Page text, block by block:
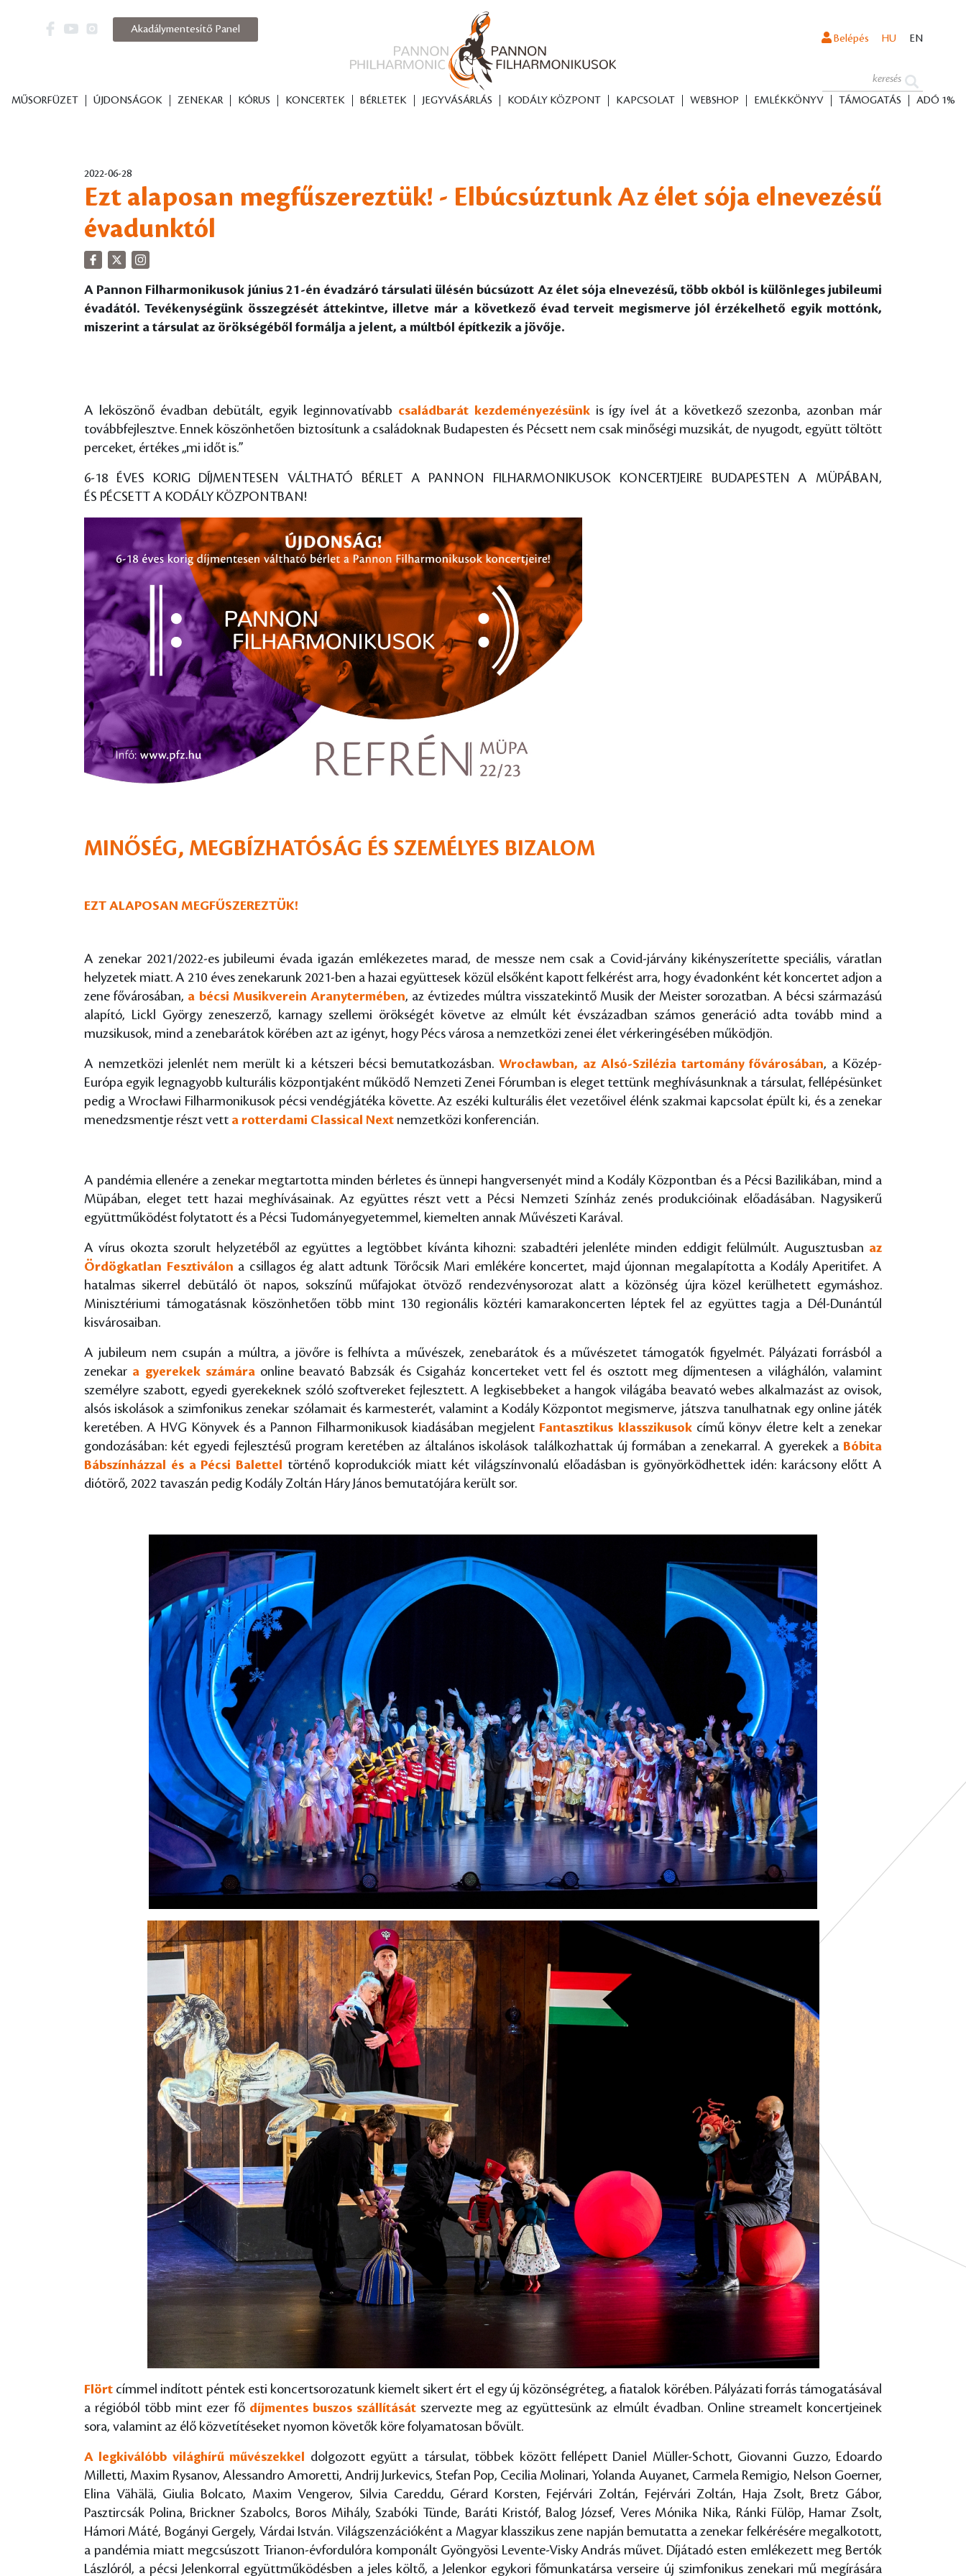
MŰSORFÜZET ÚJDONSÁGOK ZENEKAR KÓRUS KONCERTEK BÉRLETEK JEGYVÁSÁRLÁS KODÁLY KÖZPONT KAPCSOLAT WEBSHOP EMLÉKKÖNYV TÁMOGATÁS ADÓ 1%
Belépés HU EN
Akadálymentesítő Panel
2022-06-28
Ezt alaposan megfűszereztük! - Elbúcsúztunk Az élet sója elnevezésű
évadunktól
A Pannon Filharmonikusok június 21-én évadzáró társulati ülésén búcsúzott Az élet sója elnevezésű, több okból is különleges jubileumi
évadától. Tevékenységünk összegzését áttekintve, illetve már a következő évad terveit megismerve jól érzékelhető egyik mottónk,
miszerint a társulat az örökségéből formálja a jelent, a múltból építkezik a jövője.
A leköszönő évadban debütált, egyik leginnovatívabb családbarát kezdeményezésünkis így ível át a következő szezonba, azonban már
továbbfejlesztve. Ennek köszönhetően biztosítunk a családoknak Budapesten és Pécsett nem csak minőségi muzsikát, de nyugodt, együtt töltött
perceket, értékes „mi időt is.”
6-18 ÉVES KORIG DÍJMENTESEN VÁLTHATÓ BÉRLET A PANNON FILHARMONIKUSOK KONCERTJEIRE BUDAPESTEN A MÜPÁBAN,
ÉS PÉCSETT A KODÁLY KÖZPONTBAN!
MINŐSÉG, MEGBÍZHATÓSÁG ÉS SZEMÉLYES BIZALOM
EZT ALAPOSAN MEGFŰSZEREZTÜK!
A zenekar 2021/2022-es jubileumi évada igazán emlékezetes marad, de messze nem csak a Covid-járvány kikényszerítette speciális, váratlan
helyzetek miatt. A 210 éves zenekarunk 2021-ben a hazai együttesek közül elsőként kapott felkérést arra, hogy évadonként két koncertet adjon a
zene fővárosában, a bécsi Musikverein Aranytermében, az évtizedes múltra visszatekintő Musik der Meister sorozatban. A bécsi származású
alapító, Lickl György zeneszerző, karnagy szellemi örökségét követve az elmúlt két évszázadban számos generáció adta tovább mind a
muzsikusok, mind a zenebarátok körében azt az igényt, hogy Pécs városa a nemzetközi zenei élet vérkeringésében működjön.
A nemzetközi jelenlét nem merült ki a kétszeri bécsi bemutatkozásban.Wrocławban, az Alsó-Szilézia tartomány fővárosában, a Közép-
Európa egyik legnagyobb kulturális központjaként működő Nemzeti Zenei Fórumban is eleget tettünk meghívásunknak a társulat, fellépésünket
pedig a Wrocławi Filharmonikusok pécsi vendégjátéka követte. Az eszéki kulturális élet vezetőivel élénk szakmai kapcsolat épült ki, és a zenekar
menedzsmentje részt vett a rotterdami Classical Next nemzetközi konferencián.
A pandémia ellenére a zenekar megtartotta minden bérletes és ünnepi hangversenyét mind a Kodály Központban és a Pécsi Bazilikában, mind a
Müpában, eleget tett hazai meghívásainak. Az együttes részt vett a Pécsi Nemzeti Színház zenés produkcióinak előadásában. Nagysikerű
együttműködést folytatott és a Pécsi Tudományegyetemmel, kiemelten annak Művészeti Karával.
A vírus okozta szorult helyzetéből az együttes a legtöbbet kívánta kihozni: szabadtéri jelenléte minden eddigit felülmúlt. Augusztusban az
Ördögkatlan Fesztiválon a csillagos ég alatt adtunk Törőcsik Mari emlékére koncertet, majd újonnan megalapította a Kodály Aperitifet. A
hatalmas sikerrel debütáló öt napos, sokszínű műfajokat ötvöző rendezvénysorozat alatt a közönség újra közel kerülhetett egymáshoz.
Minisztériumi támogatásnak köszönhetően több mint 130 regionális köztéri kamarakoncerten léptek fel az együttes tagja a Dél-Dunántúl
kisvárosaiban.
A jubileum nem csupán a múltra, a jövőre is felhívta a művészek, zenebarátok és a művészetet támogatók figyelmét. Pályázati forrásból a
zenekar a gyerekek számáraonline beavató Babzsák és Csigaház koncerteket vett fel és osztott meg díjmentesen a világhálón, valamint
személyre szabott, egyedi gyerekeknek szóló szoftvereket fejlesztett. A legkisebbeket a hangok világába beavató webes alkalmazást az ovisok,
alsós iskolások a szimfonikus zenekar szólamait és karmesterét, valamint a Kodály Központot megismerve, játszva tanulhatnak egy online játék
keretében. A HVG Könyvek és a Pannon Filharmonikusok kiadásában megjelent Fantasztikus klasszikusokcímű könyv életre kelt a zenekar
gondozásában: két egyedi fejlesztésű program keretében az általános iskolások találkozhattak új formában a zenekarral. A gyerekek a Bóbita
Bábszínházzal és a Pécsi Balettel történő koprodukciók miatt két világszínvonalú előadásban is gyönyörködhettek idén: karácsony előtt A
diótörő, 2022 tavaszán pedig Kodály Zoltán Háry János bemutatójára került sor.
Flört címmel indított péntek esti koncertsorozatunk kiemelt sikert ért el egy új közönségréteg, a fiatalok körében. Pályázati forrás támogatásával
a régióból több mint ezer fő díjmentes buszos szállítását szervezte meg az együttesünk az elmúlt évadban. Online streamelt koncertjeinek
sora, valamint az élő közvetítéseket nyomon követők köre folyamatosan bővült.
A legkiválóbb világhírű művészekkel dolgozott együtt a társulat, többek között fellépett Daniel Müller-Schott, Giovanni Guzzo, Edoardo
Milletti, Maxim Rysanov, Alessandro Amoretti, Andrij Jurkevics, Stefan Pop, Cecilia Molinari, Yolanda Auyanet, Carmela Remigio, Nelson Goerner,
Elina Vähälä, Giulia Bolcato, Maxim Vengerov, Silvia Careddu, Gérard Korsten, Fejérvári Zoltán, Fejérvári Zoltán, Haja Zsolt, Bretz Gábor,
Pasztircsák Polina, Brickner Szabolcs, Boros Mihály, Szabóki Tünde, Baráti Kristóf, Balog József, Veres Mónika Nika, Ránki Fülöp, Hamar Zsolt,
Hámori Máté, Bogányi Gergely, Várdai István. Világszenzációként a Magyar klasszikus zene napján bemutatta a zenekar felkérésére megalkotott,
a pandémia miatt megcsúszott Trianon-évfordulóra komponált Gyöngyösi Levente-Visky András művet. Díjátadó esten emlékezett meg Bertók
Lászlóról, a pécsi Jelenkorral együttműködésben a jeles költő, a Jelenkor egykori főmunkatársa verseire új szimfonikus zenekari mű megírására